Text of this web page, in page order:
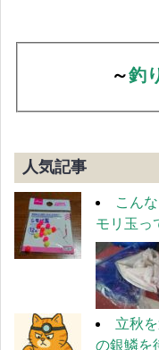
～釣
人気記事
こん
モリ玉
立秋
の銀鱗を